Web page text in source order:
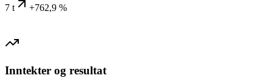
7 t
+762,9 %
Inntekter og resultat